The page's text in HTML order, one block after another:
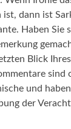
dann ist
Haben Sie
Blick
sind
und
der